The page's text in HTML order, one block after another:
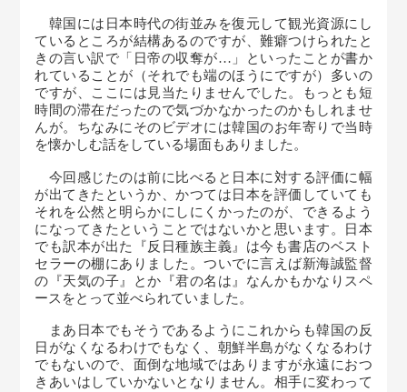
韓国には日本時代の街並みを復元して観光資源にし
ているところが結構あるのですが、難癖つけられたと
きの言い訳で「日帝の収奪が…」といったことが書か
れていることが（それでも端のほうにですが）多いの
ですが、ここには見当たりませんでした。もっとも短
時間の滞在だったので気づかなかったのかもしれませ
んが。ちなみにそのビデオには韓国のお年寄りで当時
を懐かしむ話をしている場面もありました。
今回感じたのは前に比べると日本に対する評価に幅
が出てきたというか、かつては日本を評価していても
それを公然と明らかにしにくかったのが、できるよう
になってきたということではないかと思います。日本
でも訳本が出た『反日種族主義』は今も書店のベスト
セラーの棚にありました。ついでに言えば新海誠監督
の『天気の子』とか『君の名は』なんかもかなりスペ
ースをとって並べられていました。
まあ日本でもそうであるようにこれからも韓国の反
日がなくなるわけでもなく、朝鮮半島がなくなるわけ
でもないので、面倒な地域ではありますが永遠におつ
きあいはしていかないとなりません。相手に変わって